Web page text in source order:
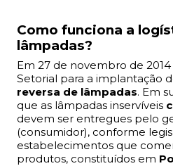
Como funciona a
lâmpadas?
Em 27 de novembro de
Setorial para a implantação
reversa de lâmpadas. Em
que as lâmpadas inservíveis
devem ser entregues pelo
(consumidor), conforme
estabelecimentos que
produtos, constituídos em